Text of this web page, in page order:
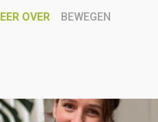
OVER BEWEGEN